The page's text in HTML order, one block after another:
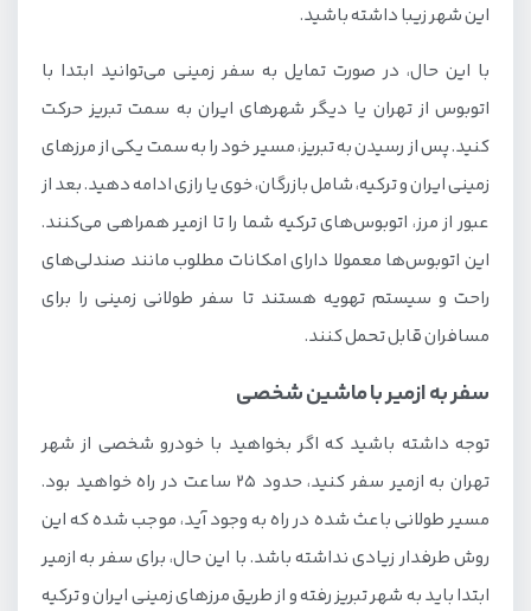
این شهر زیبا داشته باشید.
با این حال، در صورت تمایل به سفر زمینی می‌توانید ابتدا با
اتوبوس از تهران یا دیگر شهرهای ایران به سمت تبریز حرکت
کنید. پس از رسیدن به تبریز، مسیر خود را به سمت یکی از مرزهای
زمینی ایران و ترکیه، شامل بازرگان، خوی یا رازی ادامه دهید. بعد از
عبور از مرز، اتوبوس‌های ترکیه شما را تا ازمیر همراهی می‌کنند.
این اتوبوس‌ها معمولا دارای امکانات مطلوب مانند صندلی‌های
راحت و سیستم تهویه هستند تا سفر طولانی زمینی را برای
مسافران قابل تحمل کنند.
سفر به ازمیر با ماشین شخصی
توجه داشته باشید که اگر بخواهید با خودرو شخصی از شهر
تهران به ازمیر سفر کنید، حدود 25 ساعت در راه خواهید بود.
مسیر طولانی باعث شده در راه به وجود آید، موجب شده که این
روش طرفدار زیادی نداشته باشد. با این حال، برای سفر به ازمیر
ابتدا باید به شهر تبریز رفته و از طریق مرزهای زمینی ایران و ترکیه